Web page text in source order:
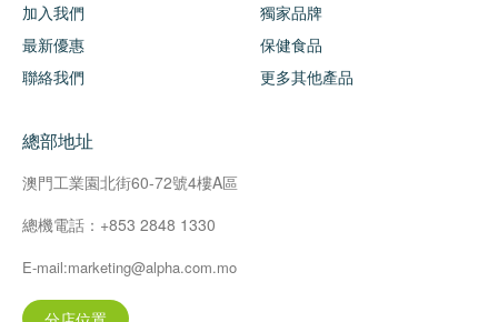
加入我們
最新優惠
聯絡我們
獨家品牌
保健食品
更多其他產品
總部地址
澳門工業園北街60-72號4樓A區
總機電話：+853 2848 1330
E-mail:marketing@alpha.com.mo